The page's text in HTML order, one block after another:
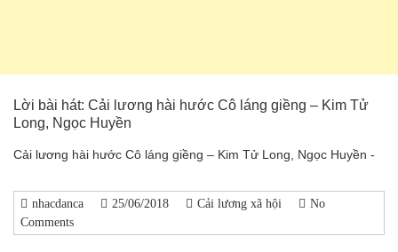
Lời bài hát: Cải lương hài hước Cô láng giềng – Kim Tử
Long, Ngọc Huyền
Cải lương hài hước Cô láng giềng – Kim Tử Long, Ngọc Huyền -
nhacdanca 25/06/2018 Cải lương xã hội
No
Comments